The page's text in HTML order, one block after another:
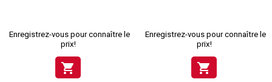
Enregistrez-vous pour connaître le
prix!
shopping_cart
Enregistrez-vous pour connaître le
prix!
shopping_cart